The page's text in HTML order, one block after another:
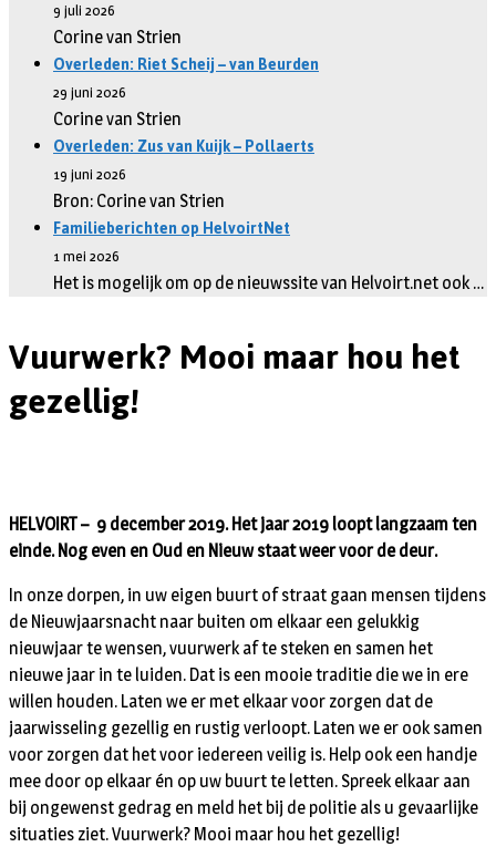
9 juli 2026
Corine van Strien
Overleden: Riet Scheij – van Beurden
29 juni 2026
Corine van Strien
Overleden: Zus van Kuijk – Pollaerts
19 juni 2026
Bron: Corine van Strien
Familieberichten op HelvoirtNet
1 mei 2026
Het is mogelijk om op de nieuwssite van Helvoirt.net ook …
Vuurwerk? Mooi maar hou het
gezellig!
HELVOIRT – 9 december 2019. Het jaar 2019 loopt langzaam ten
einde. Nog even en Oud en Nieuw staat weer voor de deur.
In onze dorpen, in uw eigen buurt of straat gaan mensen tijdens
de Nieuwjaarsnacht naar buiten om elkaar een gelukkig
nieuwjaar te wensen, vuurwerk af te steken en samen het
nieuwe jaar in te luiden. Dat is een mooie traditie die we in ere
willen houden. Laten we er met elkaar voor zorgen dat de
jaarwisseling gezellig en rustig verloopt. Laten we er ook samen
voor zorgen dat het voor iedereen veilig is. Help ook een handje
mee door op elkaar én op uw buurt te letten. Spreek elkaar aan
bij ongewenst gedrag en meld het bij de politie als u gevaarlijke
situaties ziet. Vuurwerk? Mooi maar hou het gezellig!